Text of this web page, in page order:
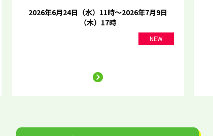
2026年6月24日（水）11時～2026年7月9日
（木）17時
NEW